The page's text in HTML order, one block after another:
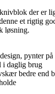
der er
et rigtig
løsning.
pynter
i daglig brug
bedre end